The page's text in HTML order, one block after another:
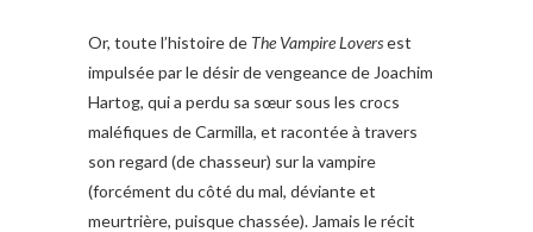
Or, toute l’histoire de The Vampire Loversest
impulsée par le désir de vengeance de Joachim
Hartog, qui a perdu sa sœur sous les crocs
maléfiques de Carmilla, et racontée à travers
son regard (de chasseur) sur la vampire
(forcément du côté du mal, déviante et
meurtrière, puisque chassée). Jamais le récit